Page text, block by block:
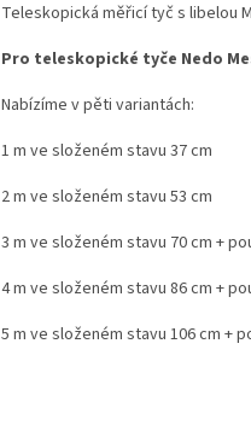
Teleskopická měřicí tyč s libelou
Pro teleskopické tyče Nedo
Nabízíme v pěti variantách:
1 m ve složeném stavu 37 cm
2 m ve složeném stavu 53 cm
3 m ve složeném stavu 70 cm +
4 m ve složeném stavu 86 cm +
5 m ve složeném stavu 106 cm +